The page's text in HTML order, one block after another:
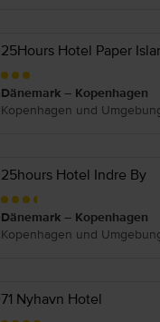
25Hours Hotel Paper
Dänemark – Kopenhagen
Kopenhagen und
25hours Hotel Indre By
Dänemark – Kopenhagen
Kopenhagen und
71 Nyhavn Hotel